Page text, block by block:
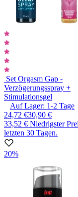
Set Orgasm Gap -
Verzögerungsspray +
Stimulationsgel
Auf Lager: 1-2 Tage
24,72 €30,90 €
33,52 € Niedrigster
letzten 30 Tagen.
20%